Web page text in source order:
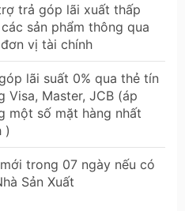
trả góp lãi xuất thấp
sản phẩm thông qua
vị tài chính
lãi suất 0% qua thẻ tín
Visa, Master, JCB (áp
một số mặt hàng nhất
)
trong 07 ngày nếu có
Sản Xuất